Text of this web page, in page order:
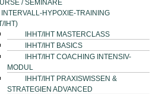
/ SEMINARE
INTERVALL-HYPOXIE-TRAINING
IHT)
IHHT/IHT MASTERCLASS
IHHT/IHT BASICS
IHHT/IHT COACHING INTENSIV-
MODUL
IHHT/IHT PRAXISWISSEN &
STRATEGIEN ADVANCED